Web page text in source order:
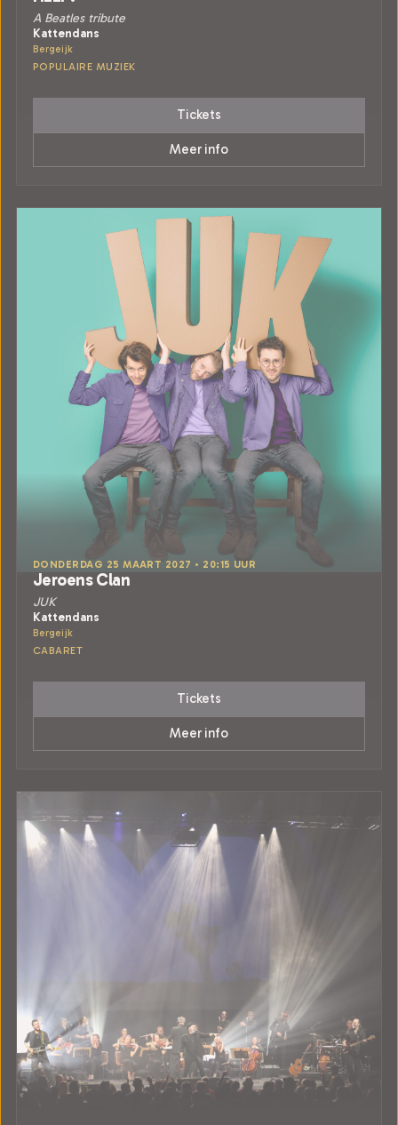
A Beatles tribute
Kattendans
Bergeijk
POPULAIRE MUZIEK
Tickets
Meer info
DONDERDAG 25 MAART 2027 • 20:15 UUR
Jeroens Clan
JUK
Kattendans
Bergeijk
CABARET
Tickets
Meer info